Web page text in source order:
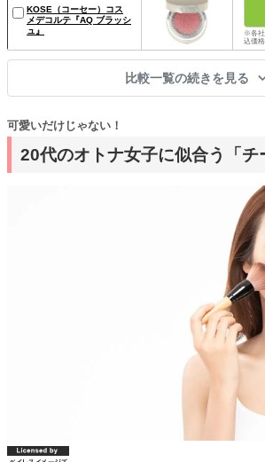
KOSE（コーセー）コス
メデコルテ『AQ ブラッシ
ュ』
※各社
込価格
比較一覧の続きを見る
20代のオトナ女子に似合う「チ
可愛いだけじゃない！